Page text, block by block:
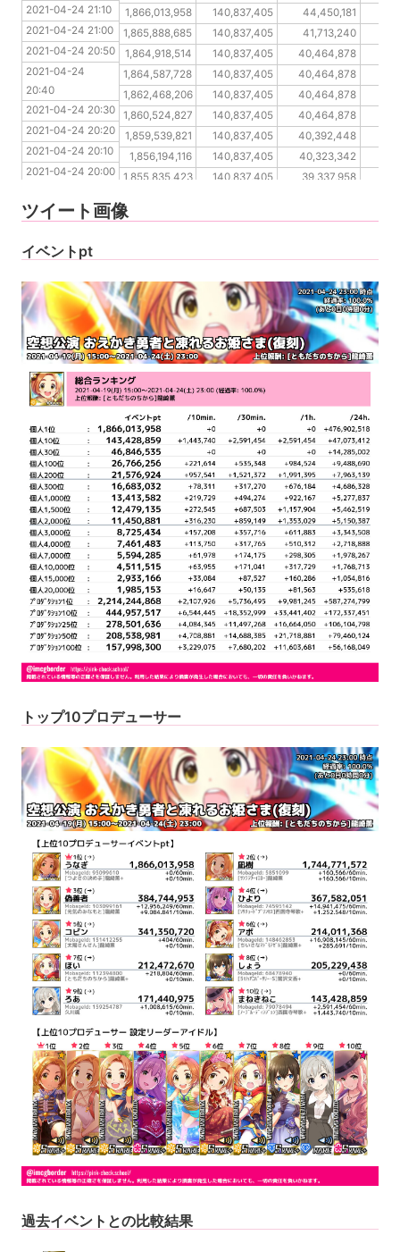
2021-04-24 21:00
1,866,013,958 140,837,405 44,450,181
2021-04-24 20:50
1,865,888,685 140,837,405 41,713,240
2021-04-24 20:40
1,864,918,514 140,837,405 40,464,878
2021-04-24 20:30
1,864,587,728 140,837,405 40,464,878
2021-04-24 20:20
1,862,468,206 140,837,405 40,464,878
2021-04-24 20:10
1,860,524,827 140,837,405 40,464,878
2021-04-24 20:00
1,859,539,821 140,837,405 40,392,448
2021-04-24 19:50
1,856,194,116 140,837,405 40,323,342
2021-04-24 19:40
1,855,835,423 140,837,405 39,337,958
2021-04-24 21:10
2021-04-24 21:00
2021-04-24 20:50
2021-04-24
20:40
2021-04-24 20:30
2021-04-24 20:20
2021-04-24 20:10
2021-04-24 20:00
2021-04-24 19:40
ツイート画像
イベントpt
トップ10プロデューサー
過去イベントとの比較結果